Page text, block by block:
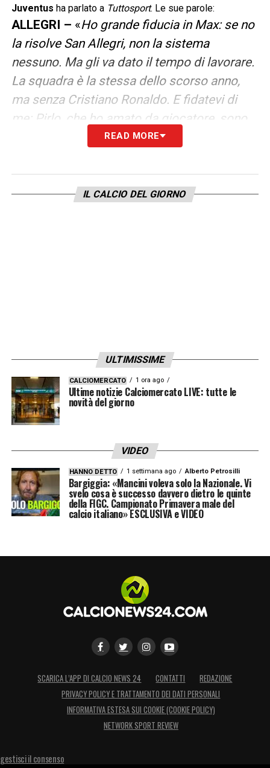
Juventus ha parlato a Tuttosport. Le sue parole:
ALLEGRI – «Ho grande fiducia in Max: se no
la risolve San Allegri, non la sistema
nessuno. Ma gli va dato il tempo di lavorare.
La squadra è la stessa dello scorso anno,
ma senza Cristiano Ronaldo. E fidatevi di
me: Pirlo, che ho amato da giocatore, sono
certo che diventerà anche un grande
quindici giocatori… Perché non avendo tanta
qualità, magari con otto centrocampisti in
READ MORE
IL CALCIO DEL GIORNO
ULTIMISSIME
CALCIOMERCATO 1 ora ago
Ultime notizie Calciomercato LIVE: tutte le
novità del giorno
VIDEO
HANNO DETTO 1 settimana ago Alberto Petrosilli
Bargiggia: «Mancini voleva solo la Nazionale. Vi
svelo cosa è successo davvero dietro le quinte
della FIGC. Campionato Primavera male del
calcio italiano» ESCLUSIVA e VIDEO
SCARICA L’APP DI CALCIO NEWS 24 CONTATTI
REDAZIONE
PRIVACY POLICY E TRATTAMENTO DEI DATI PERSONALI
INFORMATIVA ESTESA SUI COOKIE (COOKIE POLICY)
NETWORK SPORT REVIEW
gestisci il consenso